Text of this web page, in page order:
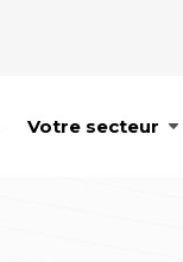
Votre secteur